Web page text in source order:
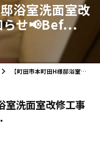
浴室洗面室改
らせ📢Bef...
【町田市本町田H様邸浴室洗面室改修工事完工のお知らせ📢Bef...
室洗面室改修工事